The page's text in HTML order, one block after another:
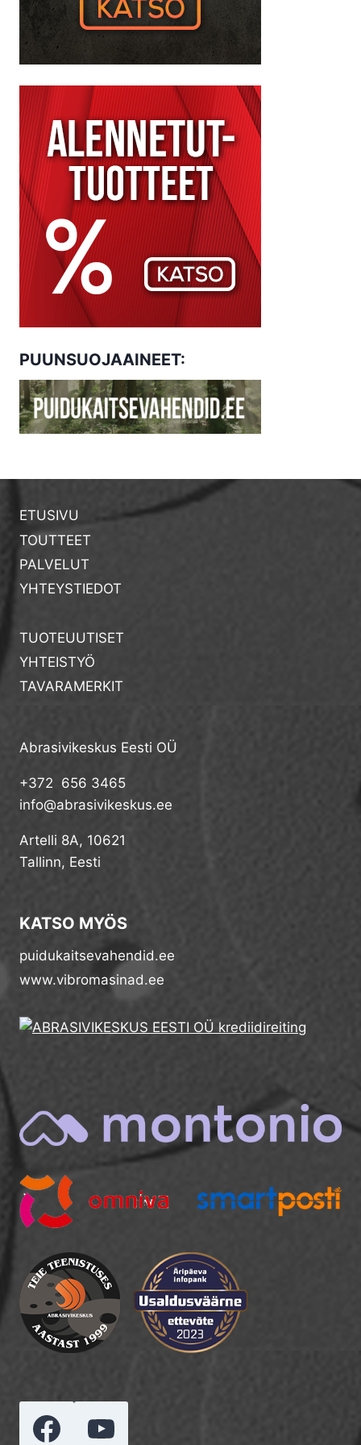
PUUNSUOJAAINEET:
ETUSIVU
TOUTTEET
PALVELUT
YHTEYSTIEDOT
TUOTEUUTISET
YHTEISTYÖ
TAVARAMERKIT
Abrasivikeskus Eesti OÜ
+372 656 3465
info@abrasivikeskus.ee
Artelli 8A, 10621
Tallinn, Eesti
KATSO MYÖS
puidukaitsevahendid.ee
www.vibromasinad.ee